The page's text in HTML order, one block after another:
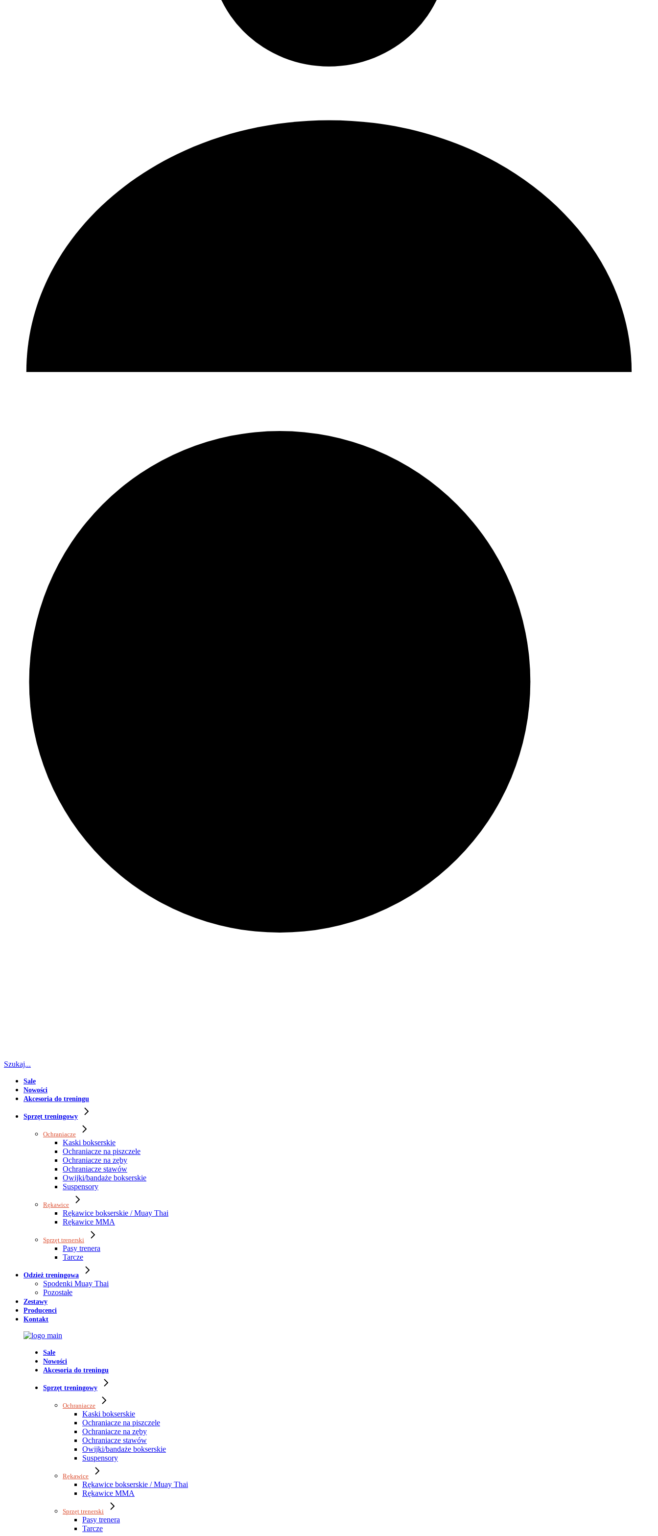
Szukaj...
Sale
Nowości
Akcesoria do treningu
Sprzęt treningowy
Ochraniacze
Kaski bokserskie
Ochraniacze na piszczele
Ochraniacze na zęby
Ochraniacze stawów
Owijki/bandaże bokserskie
Suspensory
Rękawice
Rękawice bokserskie / Muay Thai
Rękawice MMA
Sprzęt trenerski
Pasy trenera
Tarcze
Odzież treningowa
Spodenki Muay Thai
Pozostałe
Zestawy
Producenci
Kontakt
Sale
Nowości
Akcesoria do treningu
Sprzęt treningowy
Ochraniacze
Kaski bokserskie
Ochraniacze na piszczele
Ochraniacze na zęby
Ochraniacze stawów
Owijki/bandaże bokserskie
Suspensory
Rękawice
Rękawice bokserskie / Muay Thai
Rękawice MMA
Sprzęt trenerski
Pasy trenera
Tarcze